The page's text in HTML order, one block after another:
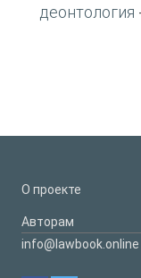
деонтология
О проекте
Авторам
info@lawbook.online